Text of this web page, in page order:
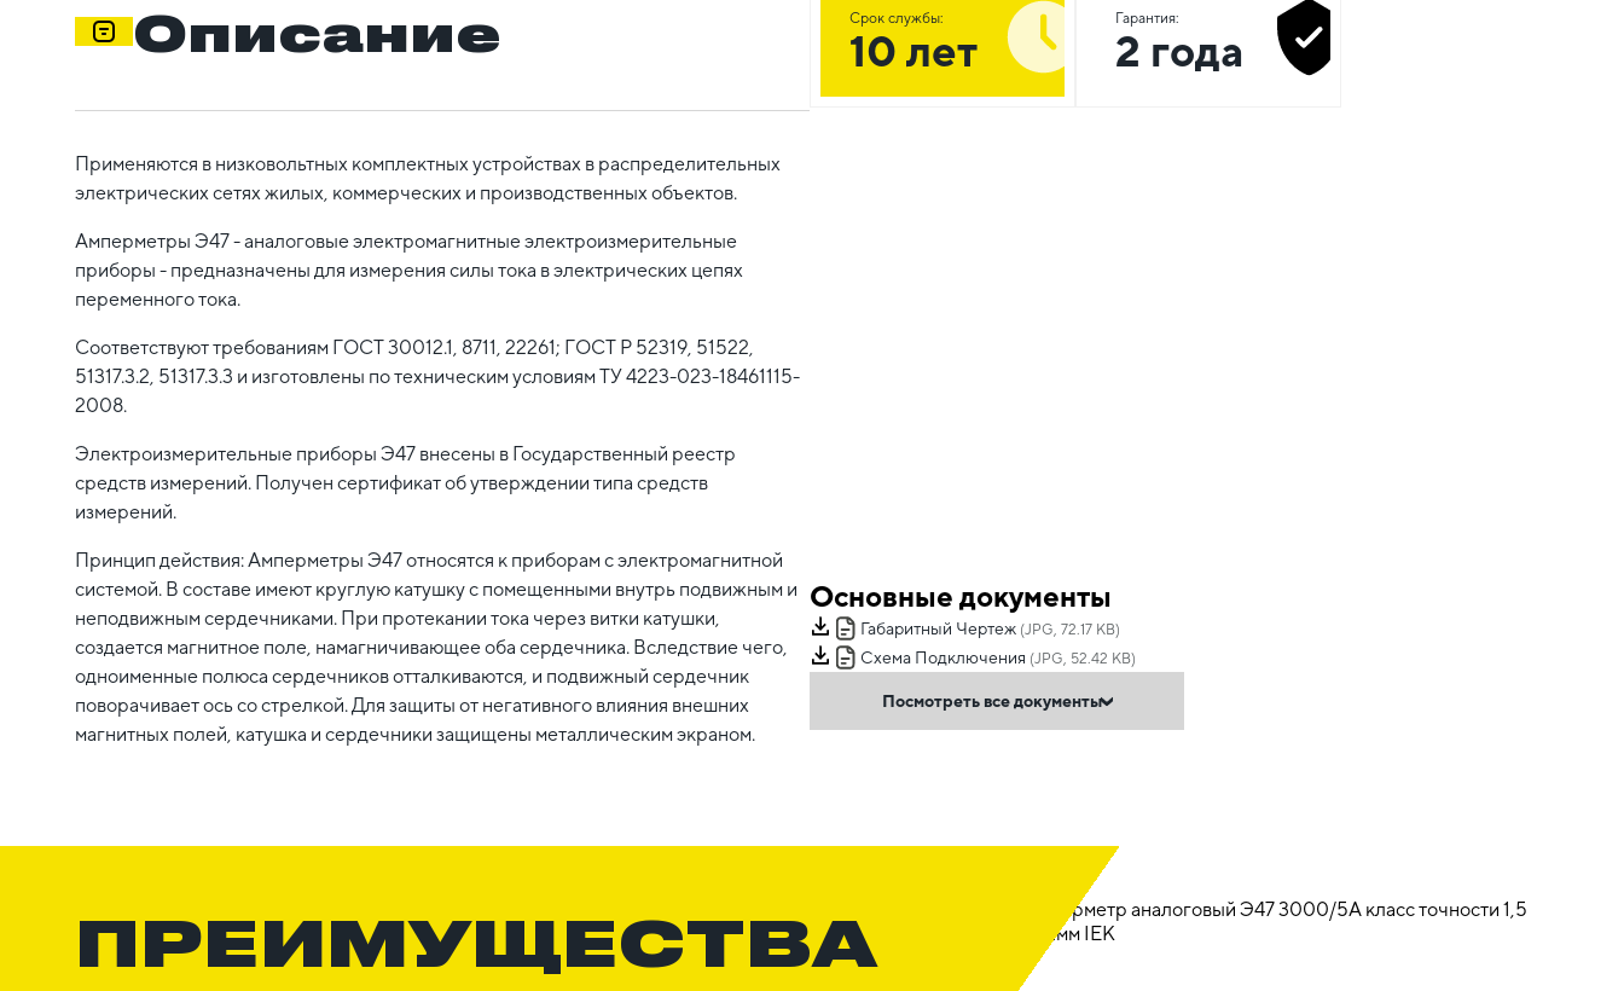
Описание
Применяются в низковольтных комплектных устройствах в распределительных
электрических сетях жилых, коммерческих и производственных объектов.
Амперметры Э47 - аналоговые электромагнитные электроизмерительные
приборы - предназначены для измерения силы тока в электрических цепях
переменного тока.
Соответствуют требованиям ГОСТ 30012.1, 8711, 22261; ГОСТ Р 52319, 51522,
51317.3.2, 51317.3.3 и изготовлены по техническим условиям ТУ 4223-023-18461115-
2008.
Электроизмерительные приборы Э47 внесены в Государственный реестр
средств измерений. Получен сертификат об утверждении типа средств
измерений.
Принцип действия: Амперметры Э47 относятся к приборам с электромагнитной
системой. В составе имеют круглую катушку с помещенными внутрь подвижным и
неподвижным сердечниками. При протекании тока через витки катушки,
создается магнитное поле, намагничивающее оба сердечника. Вследствие чего,
одноименные полюса сердечников отталкиваются, и подвижный сердечник
поворачивает ось со стрелкой. Для защиты от негативного влияния внешних
магнитных полей, катушка и сердечники защищены металлическим экраном.
Срок службы:
10 лет
Гарантия:
2 года
Основные документы
Габаритный Чертеж (JPG, 72.17 KB)
Схема Подключения (JPG, 52.42 KB)
Посмотреть все документы
ПРЕИМУЩЕСТВА